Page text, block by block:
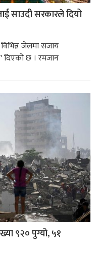
साउदी सरकारले दियो
जेलमा सजाय
दिएको छ । रमजान
९२० पुग्यो, ५१